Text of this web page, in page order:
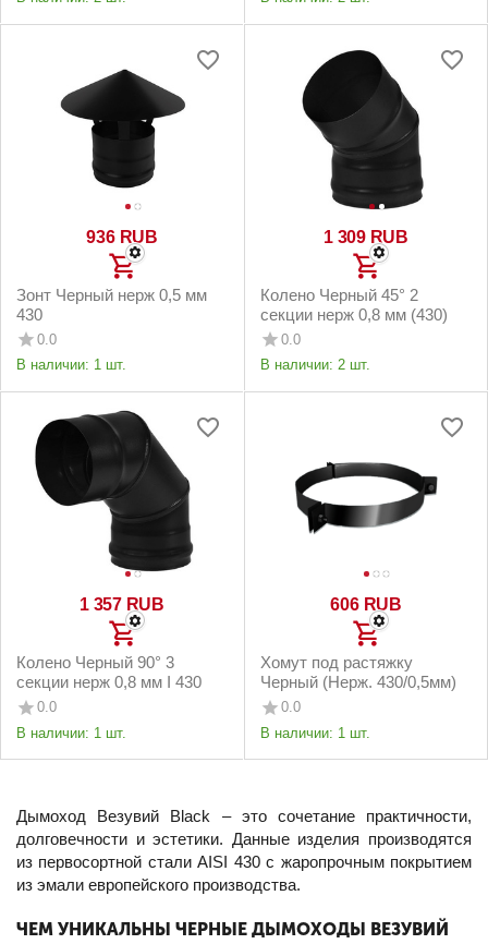
Дымоход Везувий Black – это сочетание практичности,
долговечности и эстетики. Данные изделия производятся
из первосортной стали AISI 430 с жаропрочным покрытием
из эмали европейского производства.
ЧЕМ УНИКАЛЬНЫ ЧЕРНЫЕ ДЫМОХОДЫ ВЕЗУВИЙ
‍936‍ RUB
Зонт Черный нерж 0,5 мм
430
0.0
В наличии: 1 шт.
1 309 RUB
Колено Черный 45° 2
секции нерж 0,8 мм (430)
0.0
В наличии: 2 шт.
1 357 RUB
Колено Черный 90° 3
секции нерж 0,8 мм I 430
0.0
В наличии: 1 шт.
‍606‍ RUB
Хомут под растяжку
Черный (Нерж. 430/0,5мм)
0.0
В наличии: 1 шт.